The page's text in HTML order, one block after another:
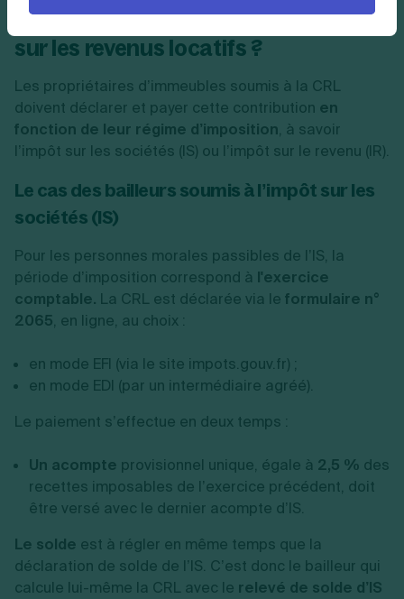
Comment déclarer la contribution
sur les revenus locatifs ?
Les propriétaires d’immeubles soumis à la CRL
doivent déclarer et payer cette contribution en
fonction de leur régime d’imposition, à savoir
l’impôt sur les sociétés (IS) ou l’impôt sur le revenu (IR).
Le cas des bailleurs soumis à l’impôt sur les
sociétés (IS)
Pour les personnes morales passibles de l’IS, la
période d’imposition correspond à l'exercice
comptable. La CRL est déclarée via le formulaire n°
2065, en ligne, au choix :
en mode EFI (via le site impots.gouv.fr) ;
en mode EDI (par un intermédiaire agréé).
Le paiement s’effectue en deux temps :
Un acompte provisionnel unique, égale à 2,5 % des
recettes imposables de l’exercice précédent, doit
être versé avec le dernier acompte d’IS.
Le solde est à régler en même temps que la
déclaration de solde de l’IS. C’est donc le bailleur qui
calcule lui-même la CRL avec le relevé de solde d’IS